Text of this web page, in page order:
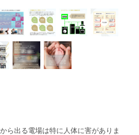
ら出る電場は特に人体に害がありま